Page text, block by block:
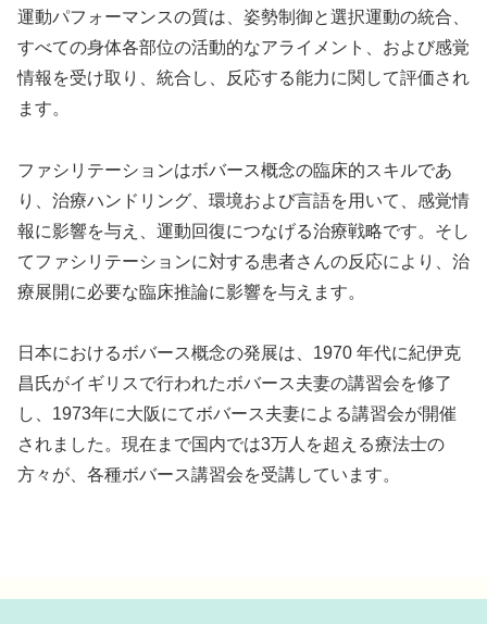
運動パフォーマンスの質は、姿勢制御と選択運動の統合、
すべての身体各部位の活動的なアライメント、および感覚
情報を受け取り、統合し、反応する能力に関して評価され
ます。
ファシリテーションはボバース概念の臨床的スキルであ
り、治療ハンドリング、環境および言語を用いて、感覚情
報に影響を与え、運動回復につなげる治療戦略です。そし
てファシリテーションに対する患者さんの反応により、治
療展開に必要な臨床推論に影響を与えます。
日本におけるボバース概念の発展は、1970 年代に紀伊克
昌氏がイギリスで行われたボバース夫妻の講習会を修了
し、1973年に大阪にてボバース夫妻による講習会が開催
されました。現在まで国内では3万人を超える療法士の
方々が、各種ボバース講習会を受講しています。